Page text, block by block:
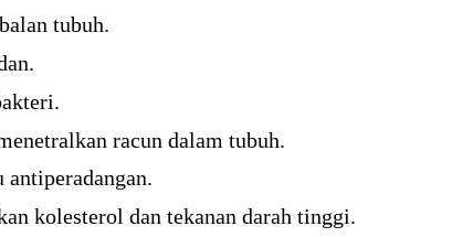
tubuh.
racun dalam tubuh.
kolesterol dan tekanan darah tinggi.